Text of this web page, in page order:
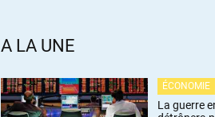
A LA UNE
ÉCONOMIE
La guerre